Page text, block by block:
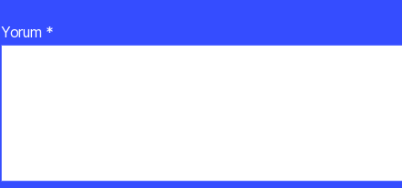
Yorum *